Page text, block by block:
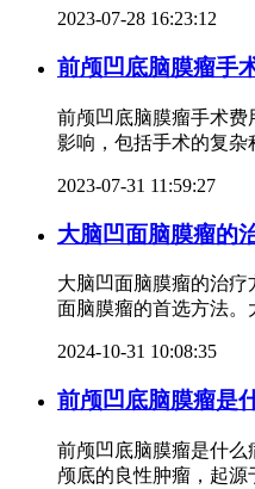
2023-07-28 16:23:12
前颅凹底脑膜瘤手
前颅凹底脑膜瘤手术费
影响，包括手术的复杂
2023-07-31 11:59:27
大脑凹面脑膜瘤的
大脑凹面脑膜瘤的治疗
面脑膜瘤的首选方法。
2024-10-31 10:08:35
前颅凹底脑膜瘤是
前颅凹底脑膜瘤是什
颅底的良性肿瘤，起源